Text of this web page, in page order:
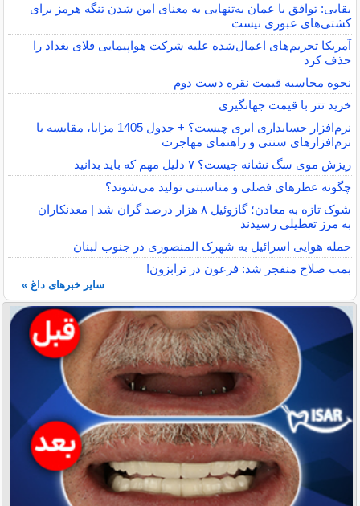
بقایی: توافق با عمان به‌تنهایی به معنای امن شدن تنگه هرمز برای
کشتی‌های عبوری نیست
آمریکا تحریم‌های اعمال‌شده علیه شرکت هواپیمایی فلای بغداد را
حذف کرد
نحوه محاسبه قیمت نقره دست دوم
خرید تتر با قیمت جهانگیری
نرم‌افزار حسابداری ابری چیست؟ + جدول 1405 مزایا، مقایسه با
نرم‌افزارهای سنتی و راهنمای مهاجرت
ریزش موی سگ نشانه چیست؟ ۷ دلیل مهم که باید بدانید
چگونه عطرهای فصلی و مناسبتی تولید می‌شوند؟
شوک تازه به معادن؛ گازوئیل ۸ هزار درصد گران شد | معدنکاران
به مرز تعطیلی رسیدند
حمله هوایی اسرائیل به شهرک المنصوری در جنوب لبنان
بمب صلاح منفجر شد: فرعون در ترابزون!
سایر خبرهای داغ »